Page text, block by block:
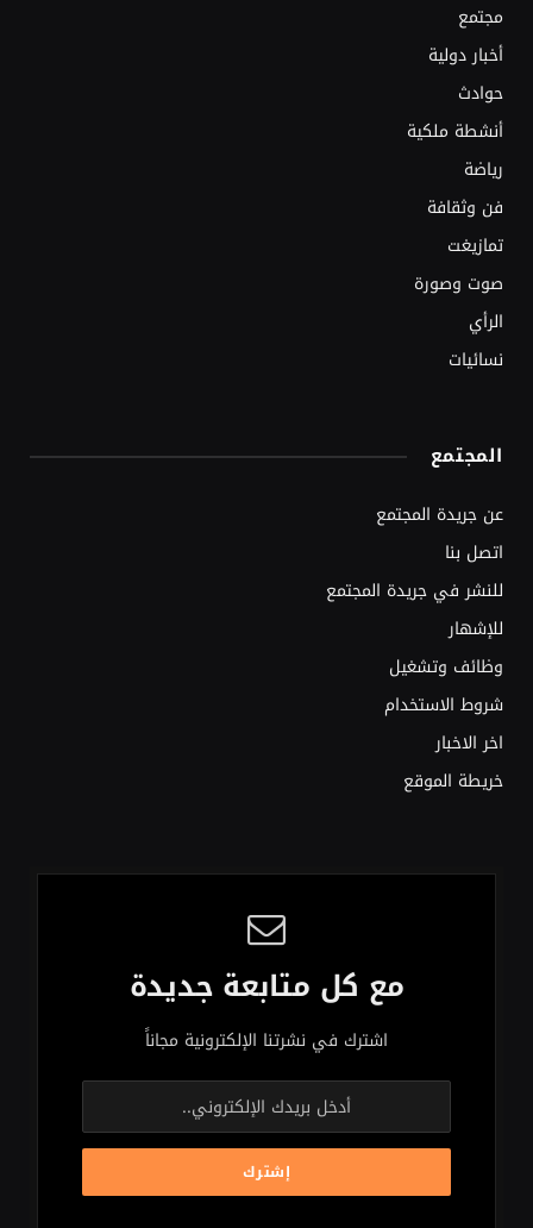
مجتمع
أخبار دولية
حوادث
أنشطة ملكية
رياضة
فن وثقافة
تمازيغت
صوت وصورة
الرأي
نسائيات
المجتمع
عن جريدة المجتمع
اتصل بنا
للنشر في جريدة المجتمع
للإشهار
وظائف وتشغيل
شروط الاستخدام
اخر الاخبار
خريطة الموقع
مع كل متابعة جديدة
اشترك في نشرتنا الإلكترونية مجاناً